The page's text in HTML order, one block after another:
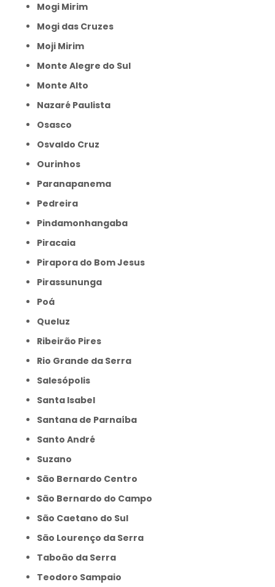
Mogi Mirim
Mogi das Cruzes
Moji Mirim
Monte Alegre do Sul
Monte Alto
Nazaré Paulista
Osasco
Osvaldo Cruz
Ourinhos
Paranapanema
Pedreira
Pindamonhangaba
Piracaia
Pirapora do Bom Jesus
Pirassununga
Poá
Queluz
Ribeirão Pires
Rio Grande da Serra
Salesópolis
Santa Isabel
Santana de Parnaíba
Santo André
Suzano
São Bernardo Centro
São Bernardo do Campo
São Caetano do Sul
São Lourenço da Serra
Taboão da Serra
Teodoro Sampaio